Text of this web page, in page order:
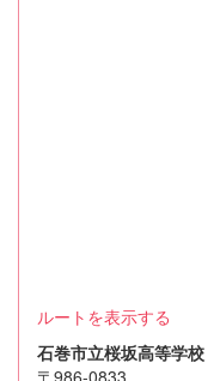
ルートを表示する
石巻市立桜坂高等学校
〒986-0833